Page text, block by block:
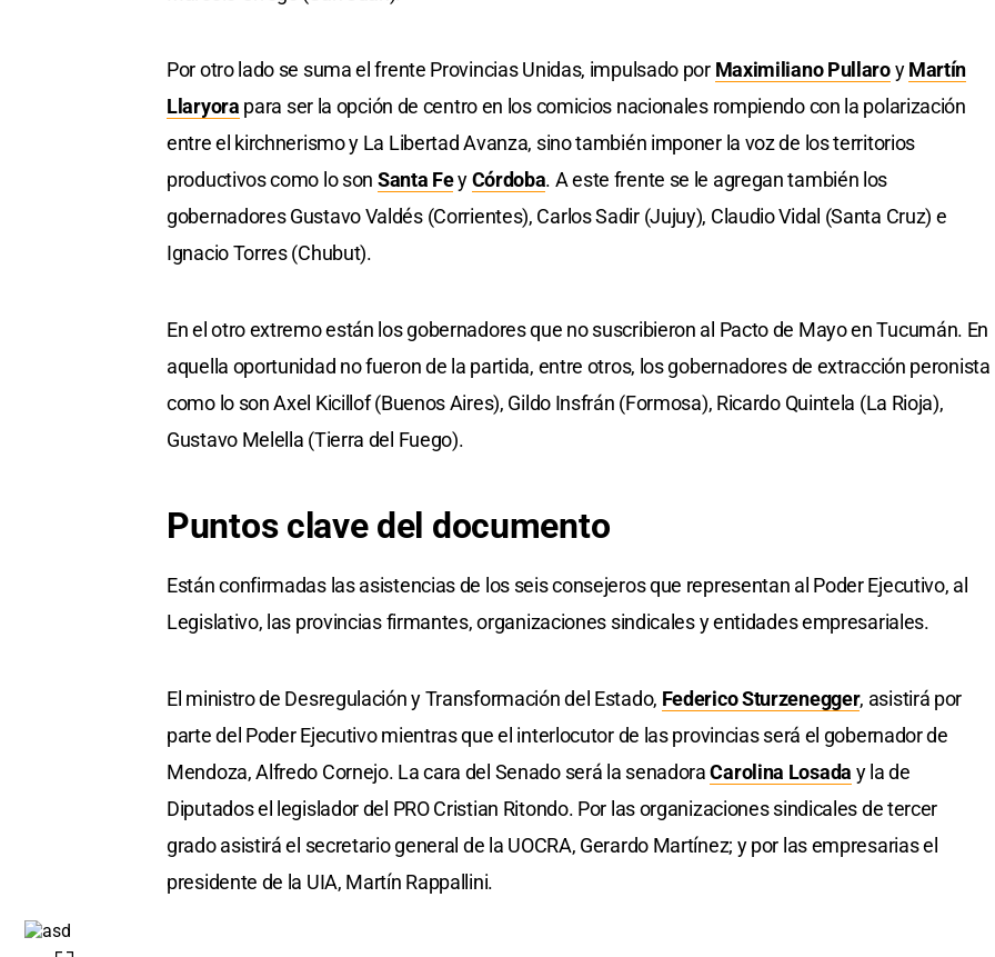
Por otro lado se suma el frente Provincias Unidas, impulsado por Maximiliano PullaroyMartín
Llaryora para ser la opción de centro en los comicios nacionales rompiendo con la polarización
entre el kirchnerismo y La Libertad Avanza, sino también imponer la voz de los territorios
productivos como lo son Santa FeyCórdoba. A este frente se le agregan también los
gobernadores Gustavo Valdés (Corrientes), Carlos Sadir (Jujuy), Claudio Vidal (Santa Cruz) e
Ignacio Torres (Chubut).
En el otro extremo están los gobernadores que no suscribieron al Pacto de Mayo en Tucumán. En
aquella oportunidad no fueron de la partida, entre otros, los gobernadores de extracción peronista
como lo son Axel Kicillof (Buenos Aires), Gildo Insfrán (Formosa), Ricardo Quintela (La Rioja),
Gustavo Melella (Tierra del Fuego).
Puntos clave del documento
Están confirmadas las asistencias de los seis consejeros que representan al Poder Ejecutivo, al
Legislativo, las provincias firmantes, organizaciones sindicales y entidades empresariales.
El ministro de Desregulación y Transformación del Estado, Federico Sturzenegger, asistirá por
parte del Poder Ejecutivo mientras que el interlocutor de las provincias será el gobernador de
Mendoza, Alfredo Cornejo. La cara del Senado será la senadoraCarolina Losada y la de
Diputados el legislador del PRO Cristian Ritondo. Por las organizaciones sindicales de tercer
grado asistirá el secretario general de la UOCRA, Gerardo Martínez; y por las empresarias el
presidente de la UIA, Martín Rappallini.